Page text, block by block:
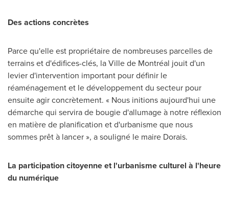
Des actions concrètes
Parce qu'elle est propriétaire de nombreuses parcelles de
terrains et d'édifices-clés, la Ville de Montréal jouit d'un
levier d'intervention important pour définir le
réaménagement et le développement du secteur pour
ensuite agir concrètement. « Nous initions aujourd'hui une
démarche qui servira de bougie d'allumage à notre réflexion
en matière de planification et d'urbanisme que nous
sommes prêt à lancer », a souligné le maire Dorais.
La participation citoyenne et l'urbanisme culturel à l'heure
du numérique